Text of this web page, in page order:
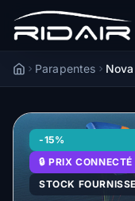
AccueilParapentes
-15%
🔒 PRIX
STOCK